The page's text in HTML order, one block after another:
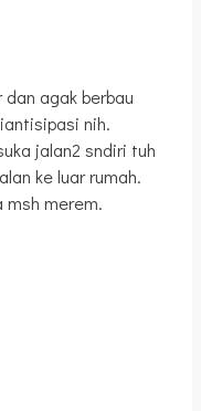
dan agak berbau
nih.
jalan2 sndiri tuh
ke luar rumah.
msh merem.